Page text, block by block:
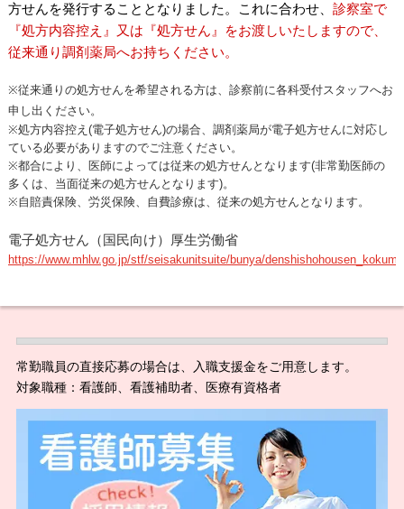
方せんを発行することとなりました。これに合わせ、 診察室で
『処方内容控え』又は『処方せん』をお渡しいたしますので、
従来通り調剤薬局へお持ちください。
※従来通りの処方せんを希望される方は、診察前に各科受付スタッフへお
申し出ください。
※処方内容控え(電子処方せん)の場合、調剤薬局が電子処方せんに対応し
ている必要がありますのでご注意ください。
※都合により、医師によっては従来の処方せんとなります(非常勤医師の
多くは、当面従来の処方せんとなります)。
※自賠責保険、労災保険、自費診療は、従来の処方せんとなります。
電子処方せん（国民向け）厚生労働省
https://www.mhlw.go.jp/stf/seisakunitsuite/bunya/
常勤職員の直接応募の場合は、入職支援金をご用意します。
対象職種：看護師、看護補助者、医療有資格者